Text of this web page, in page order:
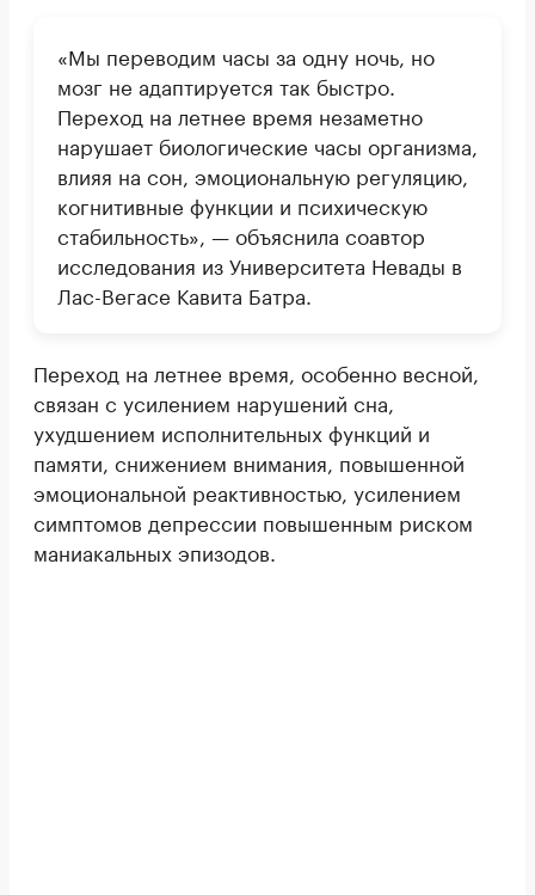
«Мы переводим часы за одну ночь, но
мозг не адаптируется так быстро.
Переход на летнее время незаметно
нарушает биологические часы организма,
влияя на сон, эмоциональную регуляцию,
когнитивные функции и психическую
стабильность», — объяснила соавтор
исследования из Университета Невады в
Лас-Вегасе Кавита Батра.
Переход на летнее время, особенно весной,
связан с усилением нарушений сна,
ухудшением исполнительных функций и
памяти, снижением внимания, повышенной
эмоциональной реактивностью, усилением
симптомов депрессии повышенным риском
маниакальных эпизодов.